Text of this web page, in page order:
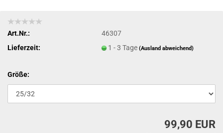
Art.Nr.:
46307
Lieferzeit:
1 - 3 Tage(Ausland abweichend)
Größe:
99,90 EUR